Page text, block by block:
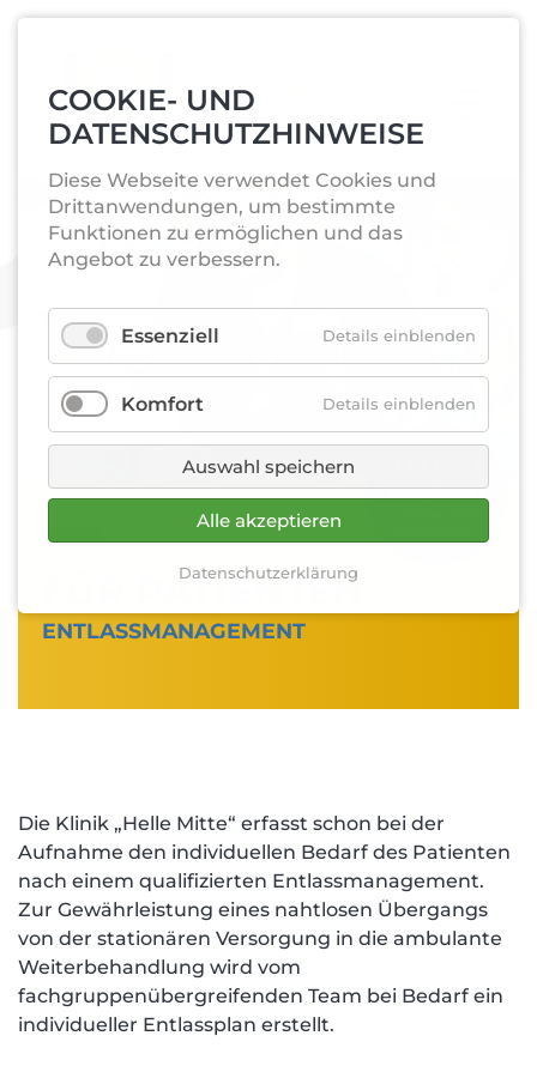
COOKIE- UND
DATENSCHUTZHINWEISE
Diese Webseite verwendet Cookies und
Drittanwendungen, um bestimmte
Funktionen zu ermöglichen und das
Angebot zu verbessern.
Essenziell Details einblenden
Komfort Details einblenden
Auswahl speichern
Alle akzeptieren
Datenschutzerklärung
FÜR PATIENTEN
ENTLASSMANAGEMENT
buchen
Die Klinik „Helle Mitte“ erfasst schon bei der
Aufnahme den individuellen Bedarf des Patienten
nach einem qualifizierten Entlassmanagement.
Zur Gewährleistung eines nahtlosen Übergangs
von der stationären Versorgung in die ambulante
Weiterbehandlung wird vom
fachgruppenübergreifenden Team bei Bedarf ein
individueller Entlassplan erstellt.